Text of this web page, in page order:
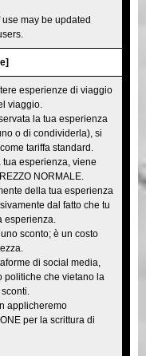
may be updated
esperienze di viaggio
viaggio.
la tua esperienza
o di condividerla), si
tariffa standard.
esperienza, viene
NORMALE.
della tua esperienza
dal fatto che tu
esperienza.
sconto; è un costo
di social media,
politiche che vietano la
applicheremo
per la scrittura di